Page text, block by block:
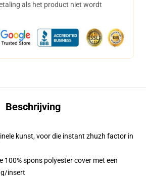
als het product niet wordt
Beschrijving
kunst, voor die instant zhuzh factor in
100% spons polyester cover met een
insert